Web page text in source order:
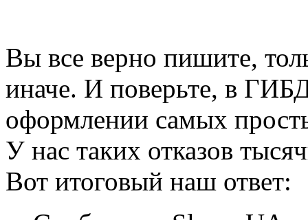
Вы все верно пишите,
иначе. И поверьте, в
оформлении самых
У нас таких отказов
Вот итоговый наш ответ: